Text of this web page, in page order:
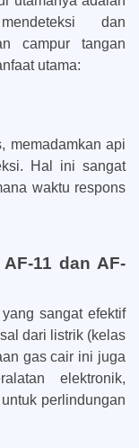
dan
campur tangan
utama:
memadamkan api
Hal ini sangat
waktu respons
11 dan AF-
sangat efektif
dari listrik (kelas
gas cair ini juga
elektronik,
perlindungan